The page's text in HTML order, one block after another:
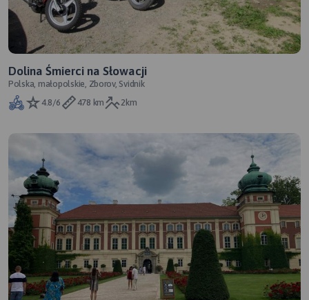
Dolina Śmierci na Słowacji
Polska, małopolskie, Zborov, Svidnik
4.8/6
478 km 2km